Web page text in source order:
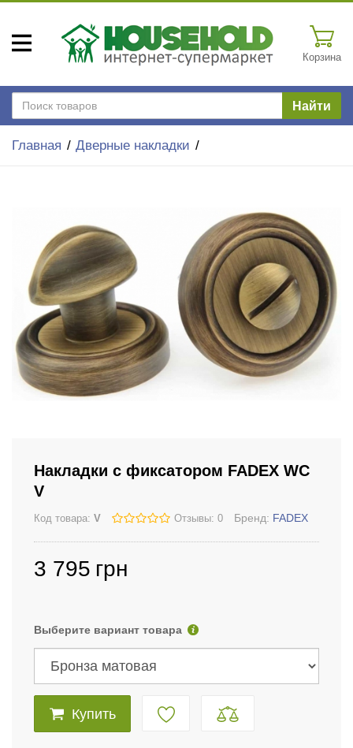
Корзина
Найти
Главная Дверные накладки
Накладки с фиксатором FADEX WC
V
Код товара: V Отзывы: 0 Бренд: FADEX
3 795 грн
Выберите вариант товара
Купить